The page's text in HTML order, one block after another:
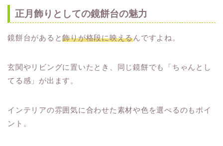
正月飾りとしての鏡餅台の魅力
鏡餅台があると飾りが格段に映えるんですよね。
玄関やリビングに置いたとき、同じ鏡餅でも「ちゃんとし
てる感」が出ます。
インテリアの雰囲気に合わせた素材や色を選べるのもポイ
ント。